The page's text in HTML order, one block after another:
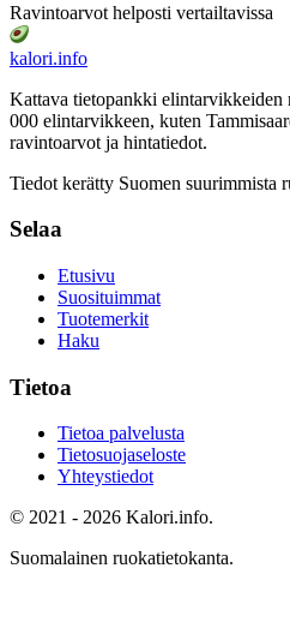
Ravintoarvot helposti vertailtavissa
kalori.info
Kattava tietopankki elintarvikkeiden
000 elintarvikkeen, kuten
ravintoarvot ja hintatiedot.
Tiedot kerätty Suomen suurimmista
Selaa
Etusivu
Suosituimmat
Tuotemerkit
Haku
Tietoa
Tietoa palvelusta
Tietosuojaseloste
Yhteystiedot
© 2021 - 2026 Kalori.info.
Suomalainen ruokatietokanta.